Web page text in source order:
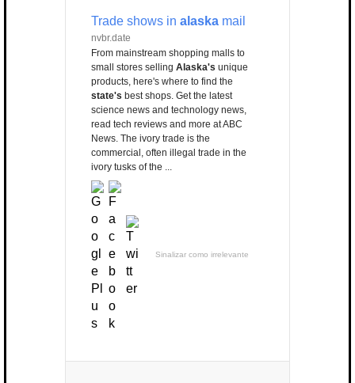
Trade shows in alaska mail
nvbr.date
From mainstream shopping malls to
small stores selling Alaska's unique
products, here's where to find the
state's best shops. Get the latest
science news and technology news,
read tech reviews and more at ABC
News. The ivory trade is the
commercial, often illegal trade in the
ivory tusks of the ...
Sinalizar como irrelevante